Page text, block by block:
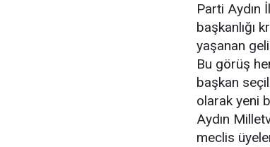
Parti Aydın
başkanlığı
yaşanan
Bu görüş
başkan
olarak yeni
Aydın
meclis